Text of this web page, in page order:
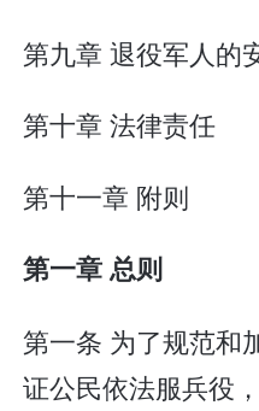
第九章 退役军人的
第十章 法律责任
第十一章 附则
第一章 总则
第一条 为了规范和
证公民依法服兵役